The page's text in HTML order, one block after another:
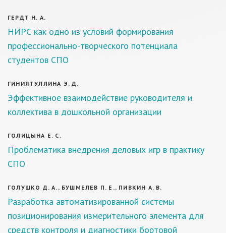
ГЕРДТ Н. А.
НИРС как одно из условий формирования
профессионально-творческого потенциала
студентов СПО
ГИНИЯТУЛЛИНА Э. Д.
Эффективное взаимодействие руководителя и
коллектива в дошкольной организации
ГОЛИЦЫНА Е. С.
Проблематика внедрения деловых игр в практику
СПО
ГОЛУШКО Д. А., БУШМЕЛЕВ П. Е., ПИВКИН А. В.
Разработка автоматизированной системы
позиционирования измерительного элемента для
средств контроля и диагностики бортовой